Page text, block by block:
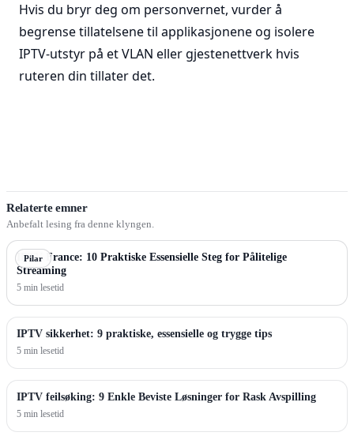
Hvis du bryr deg om personvernet, vurder å
begrense tillatelsene til applikasjonene og isolere
IPTV-utstyr på et VLAN eller gjestenettverk hvis
ruteren din tillater det.
Relaterte emner
Anbefalt lesing fra denne klyngen.
Pilar
IPTV France: 10 Praktiske Essensielle Steg for Pålitelige
Streaming
5 min lesetid
IPTV sikkerhet: 9 praktiske, essensielle og trygge tips
5 min lesetid
IPTV feilsøking: 9 Enkle Beviste Løsninger for Rask Avspilling
5 min lesetid